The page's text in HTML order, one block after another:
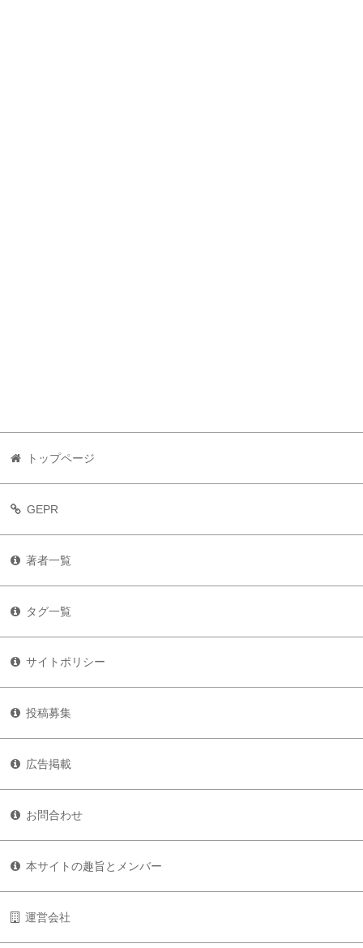
トップページ
GEPR
著者一覧
タグ一覧
サイトポリシー
投稿募集
広告掲載
お問合わせ
本サイトの趣旨とメンバー
運営会社